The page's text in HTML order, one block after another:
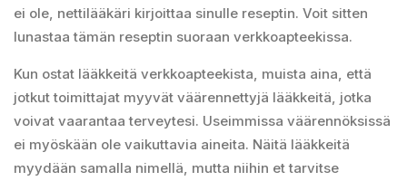
ei ole, nettilääkäri kirjoittaa sinulle reseptin. Voit sitten
lunastaa tämän reseptin suoraan verkkoapteekissa.
Kun ostat lääkkeitä verkkoapteekista, muista aina, että
jotkut toimittajat myyvät väärennettyjä lääkkeitä, jotka
voivat vaarantaa terveytesi. Useimmissa väärennöksissä
ei myöskään ole vaikuttavia aineita. Näitä lääkkeitä
myydään samalla nimellä, mutta niihin et tarvitse